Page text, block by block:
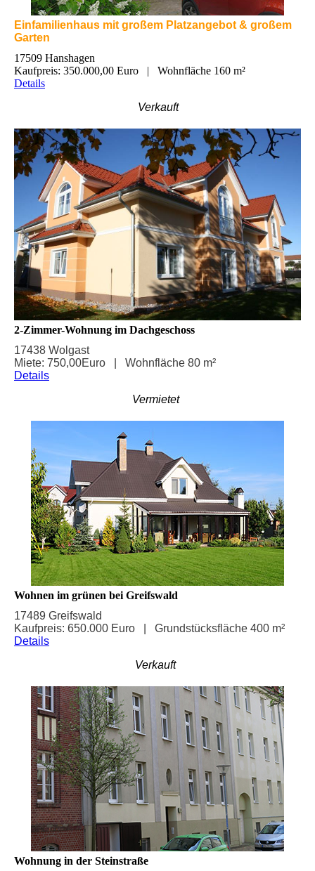
Einfamilienhaus mit großem Platzangebot & großem
Garten
17509 Hanshagen
Kaufpreis: 350.000,00 Euro | Wohnfläche 160 m²
Details
Verkauft
2-Zimmer-Wohnung im Dachgeschoss
17438 Wolgast
Miete: 750,00Euro | Wohnfläche 80 m²
Details
Vermietet
Wohnen im grünen bei Greifswald
17489 Greifswald
Kaufpreis: 650.000 Euro | Grundstücksfläche 400 m²
Details
Verkauft
Wohnung in der Steinstraße